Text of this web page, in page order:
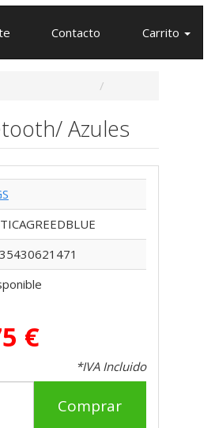
Contacto Carrito
Azules
€
*IVA Incluido
Comprar